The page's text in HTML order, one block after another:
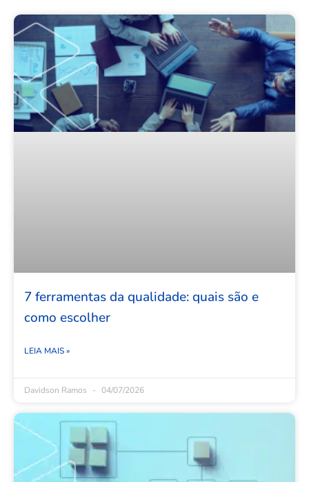
7 ferramentas da qualidade: quais são e
como escolher
LEIA MAIS »
Davidson Ramos 04/07/2026
Página
Página
PáginaPágina